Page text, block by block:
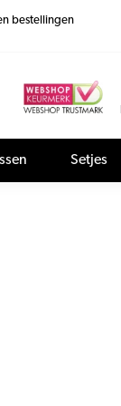
bestellingen
Setjes